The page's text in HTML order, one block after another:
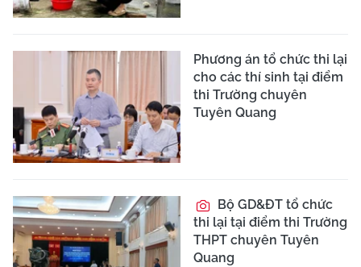
Phương án tổ chức thi lại
cho các thí sinh tại điểm
thi Trường chuyên
Tuyên Quang
Bộ GD&ĐT tổ chức
thi lại tại điểm thi Trường
THPT chuyên Tuyên
Quang